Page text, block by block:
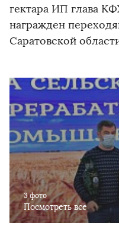
гектара ИП глава
награжден
Саратовской
3 фото
Посмотреть все